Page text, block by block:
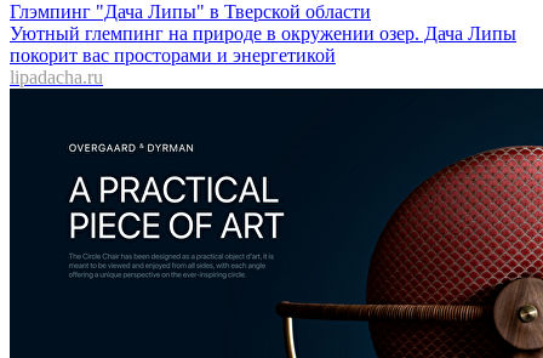
Глэмпинг "Дача Липы" в Тверской области
Уютный глемпинг на природе в окружении озер. Дача Липы
покорит вас просторами и энергетикой
lipadacha.ru